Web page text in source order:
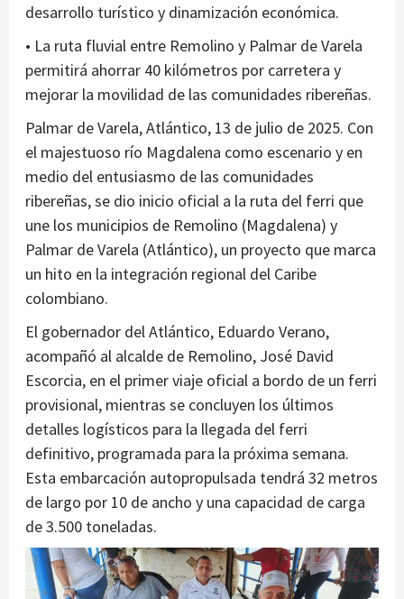
desarrollo turístico y dinamización económica.
• La ruta fluvial entre Remolino y Palmar de Varela
permitirá ahorrar 40 kilómetros por carretera y
mejorar la movilidad de las comunidades ribereñas.
Palmar de Varela, Atlántico, 13 de julio de 2025. Con
el majestuoso río Magdalena como escenario y en
medio del entusiasmo de las comunidades
ribereñas, se dio inicio oficial a la ruta del ferri que
une los municipios de Remolino (Magdalena) y
Palmar de Varela (Atlántico), un proyecto que marca
un hito en la integración regional del Caribe
colombiano.
El gobernador del Atlántico, Eduardo Verano,
acompañó al alcalde de Remolino, José David
Escorcia, en el primer viaje oficial a bordo de un ferri
provisional, mientras se concluyen los últimos
detalles logísticos para la llegada del ferri
definitivo, programada para la próxima semana.
Esta embarcación autopropulsada tendrá 32 metros
de largo por 10 de ancho y una capacidad de carga
de 3.500 toneladas.